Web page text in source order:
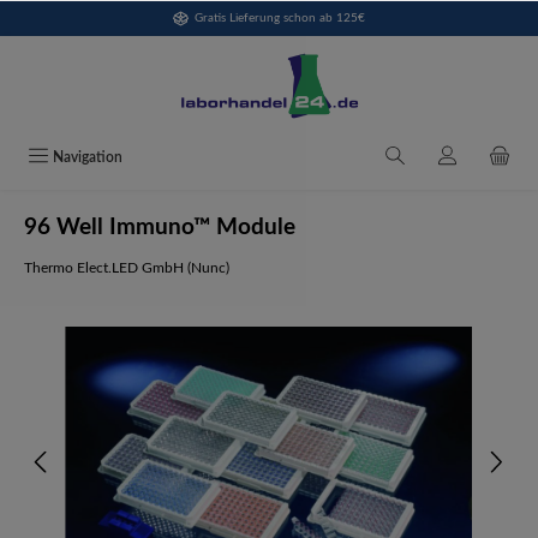
Gratis Lieferung schon ab 125€
Navigation
96 Well Immuno™ Module
Thermo Elect.LED GmbH (Nunc)